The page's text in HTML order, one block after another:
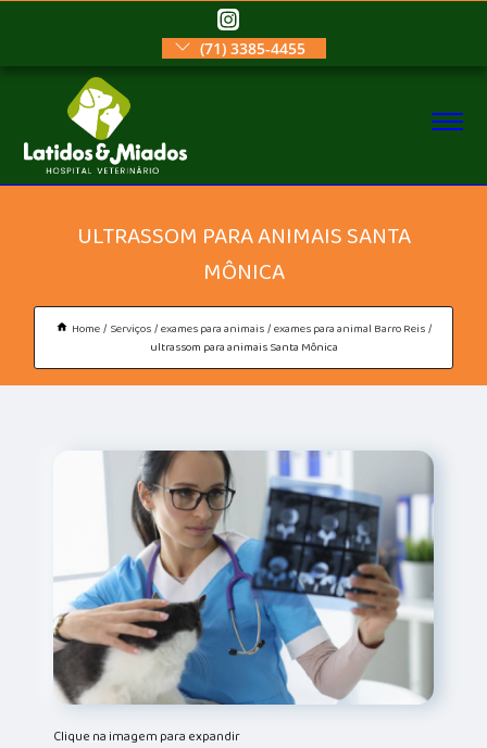
(71) 3385-4455
ULTRASSOM PARA ANIMAIS SANTA
MÔNICA
Home Serviços exames para animais exames para animal Barro Reis
ultrassom para animais Santa Mônica
Clique na imagem para expandir